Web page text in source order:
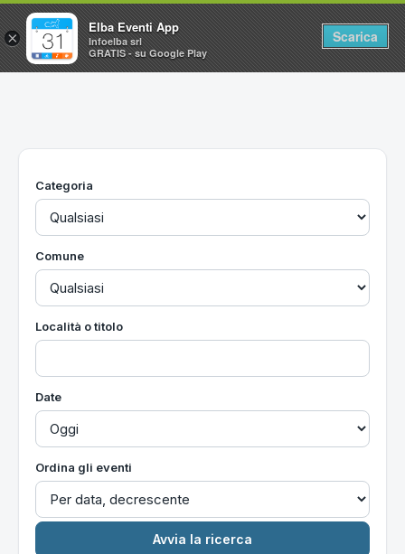
Home
Utilità
Categoria
Comune
Località o titolo
Date
Ordina gli eventi
×
Elba Eventi App
Infoelba srl
GRATIS - su Google Play
Scarica